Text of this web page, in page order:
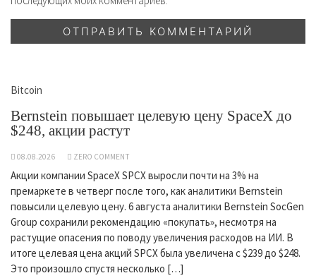
Bitcoin
Bernstein повышает целевую цену SpaceX до
$248, акции растут
08.08.2026 ZERO COMMENT
Акции компании SpaceX SPCX выросли почти на 3% на
премаркете в четверг после того, как аналитики Bernstein
повысили целевую цену. 6 августа аналитики Bernstein SocGen
Group сохранили рекомендацию «покупать», несмотря на
растущие опасения по поводу увеличения расходов на ИИ. В
итоге целевая цена акций SPCX была увеличена с $239 до $248.
Это произошло спустя несколько […]